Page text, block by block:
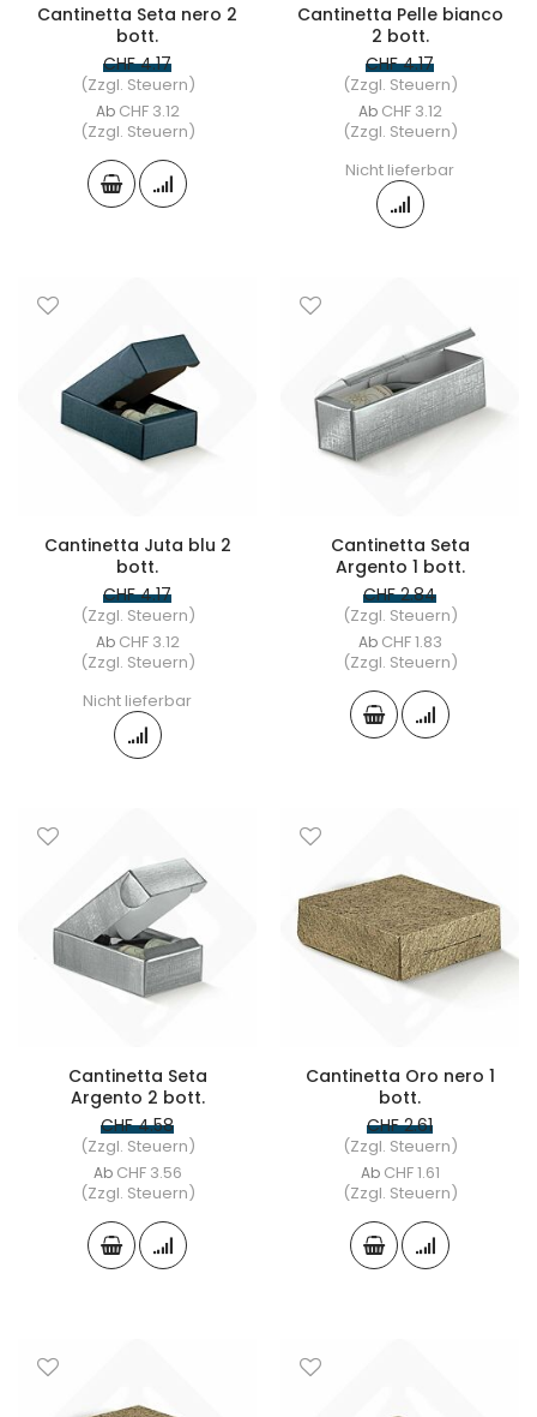
Cantinetta Seta nero 2
bott.
CHF 4.17
(Zzgl. Steuern)
Ab CHF 3.12
(Zzgl. Steuern)
Cantinetta Pelle bianco
2 bott.
CHF 4.17
(Zzgl. Steuern)
Ab CHF 3.12
(Zzgl. Steuern)
Nicht lieferbar
Cantinetta Juta blu 2
bott.
CHF 4.17
(Zzgl. Steuern)
Ab CHF 3.12
(Zzgl. Steuern)
Nicht lieferbar
Cantinetta Seta
Argento 1 bott.
CHF 2.84
(Zzgl. Steuern)
Ab CHF 1.83
(Zzgl. Steuern)
Cantinetta Seta
Argento 2 bott.
CHF 4.58
(Zzgl. Steuern)
Ab CHF 3.56
(Zzgl. Steuern)
Cantinetta Oro nero 1
bott.
CHF 2.61
(Zzgl. Steuern)
Ab CHF 1.61
(Zzgl. Steuern)